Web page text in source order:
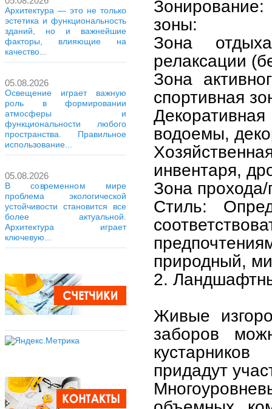
Архитектура — это не только
эстетика и функциональность
зданий, но и важнейшие
факторы, влияющие на
качество...
05.08.2026
Освещение играет важную
роль в формировании
атмосферы и
функциональности любого
пространства. Правильное
использование...
05.08.2026
В современном мире
проблема экологической
устойчивости становится все
более актуальной.
Архитектура играет
ключевую...
зоны:
Зона
релаксации
Зона
спортивная
водоемы,
инвентаря,
Зона
Стиль:
природный,
2.
Живые
заборов
придадут